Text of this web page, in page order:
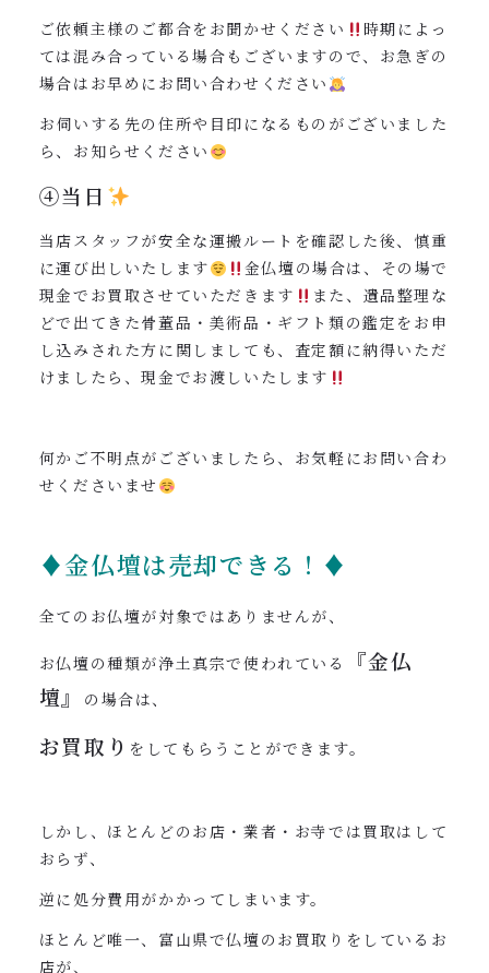
ご依頼主様のご都合をお聞かせください
時期によっ
ては混み合っている場合もございますので、お急ぎの
場合はお早めにお問い合わせください
お伺いする先の住所や目印になるものがございました
ら、お知らせください
④当日
当店スタッフが安全な運搬ルートを確認した後、慎重
に運び出しいたします
金仏壇の場合は、その場で
現金でお買取させていただきます
また、遺品整理な
どで出てきた骨董品・美術品・ギフト類の鑑定をお申
し込みされた方に関しましても、査定額に納得いただ
けましたら、現金でお渡しいたします
何かご不明点がございましたら、お気軽にお問い合わ
せくださいませ
♦金仏壇は売却できる！♦
全てのお仏壇が対象ではありませんが、
お仏壇の種類が浄土真宗で使われている
『金仏
壇』
の場合は、
お買取り をしてもらうことができます。
しかし、ほとんどのお店・業者・お寺では買取はして
おらず、
逆に処分費用がかかってしまいます。
ほとんど唯一、富山県で仏壇のお買取りをしているお
店が、